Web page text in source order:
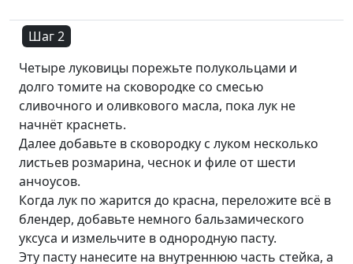
Шаг 2
Четыре луковицы порежьте полукольцами и
долго томите на сковородке со смесью
сливочного и оливкового масла, пока лук не
начнёт краснеть.
Далее добавьте в сковородку с луком несколько
листьев розмарина, чеснок и филе от шести
анчоусов.
Когда лук по жарится до красна, переложите всё в
блендер, добавьте немного бальзамического
уксуса и измельчите в однородную пасту.
Эту пасту нанесите на внутреннюю часть стейка, а